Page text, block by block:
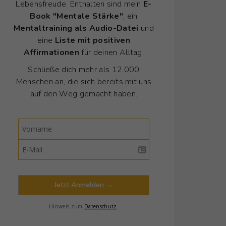
Lebensfreude. Enthalten sind mein E-
Book "Mentale Stärke", ein
Mentaltraining als Audio-Datei und
eine Liste mit positiven
Affirmationen für deinen Alltag.
Schließe dich mehr als 12.000
Menschen an, die sich bereits mit uns
auf den Weg gemacht haben.
Jetzt Anmelden →
Hinweis zum Datenschutz